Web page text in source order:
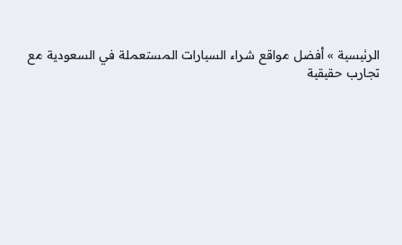
الرئيسية » أفضل مواقع شراء السيارات المستعملة في السعودية مع
تجارب حقيقية